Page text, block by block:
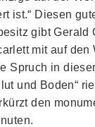
ist.“ Diesen
gibt Gerald
mit auf den
Spruch in
und Boden“
den